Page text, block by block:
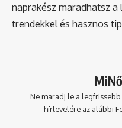
naprakész maradhatsz a
trendekkel és hasznos
Ne maradj le a
hírlevelére az alábbi